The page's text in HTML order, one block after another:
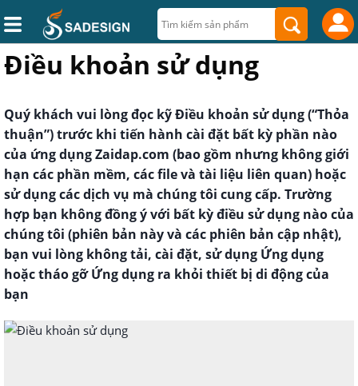
Điều khoản sử dụng
Quý khách vui lòng đọc kỹ Điều khoản sử dụng (“Thỏa
thuận”) trước khi tiến hành cài đặt bất kỳ phần nào
của ứng dụng Zaidap.com (bao gồm nhưng không giới
hạn các phần mềm, các file và tài liệu liên quan) hoặc
sử dụng các dịch vụ mà chúng tôi cung cấp. Trường
hợp bạn không đồng ý với bất kỳ điều sử dụng nào của
chúng tôi (phiên bản này và các phiên bản cập nhật),
bạn vui lòng không tải, cài đặt, sử dụng Ứng dụng
hoặc tháo gỡ Ứng dụng ra khỏi thiết bị di động của
bạn